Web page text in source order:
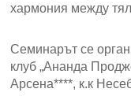
хармония между
Семинарът се
клуб „Ананда
Арсена****, к.к